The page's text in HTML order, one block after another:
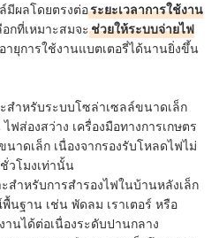
มีผลโดยตรงต่อระยะเวลาการใช้งาน
อกที่เหมาะสมจะช่วยให้ระบบจ่ายไฟ
ายุการใช้งานแบตเตอรี่ได้นานยิ่งขึ้น
ะสำหรับระบบโซล่าเซลล์ขนาดเล็ก
ฟส่องสว่าง เครื่องมือทางการเกษตร
นาดเล็ก เนื่องจากรองรับโหลดไฟไม่
วโมงเท่านั้น
ะสำหรับการสำรองไฟในบ้านหลังเล็ก
นฐาน เช่น พัดลม เราเตอร์ หรือ
านได้ต่อเนื่องระดับปานกลาง